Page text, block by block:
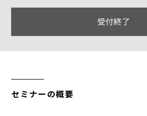
受付終了
セミナーの概要